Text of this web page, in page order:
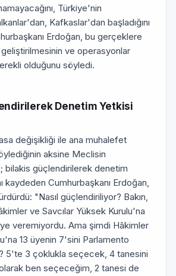
Türkiye'nin
Kafkaslar'dan başladığını
Erdoğan, bu gerçeklere
ve operasyonlar
olduğunu söyledi.
Denetim Yetkisi
değişikliği ile ana muhalefet
aksine Meclisin
bilakis güçlendirilerek denetim
kaydeden Cumhurbaşkanı Erdoğan,
"Nasıl güçlendiriliyor? Bakın,
ve Savcılar Yüksek Kurulu'na
veremiyordu. Ama şimdi Hâkimler
13 üyenin 7'sini Parlamento
5'te 3 çoklukla seçecek, 4 tanesini
ben seçeceğim, 2 tanesi de